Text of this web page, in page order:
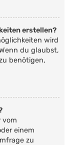
erstellen?
wird
du glaubst,
benötigen,
vom
einem
zu